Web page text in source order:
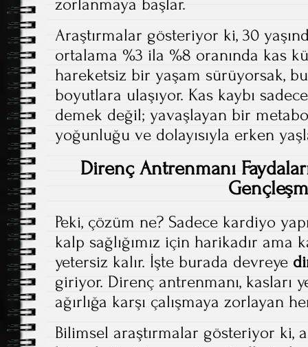
zorlanmaya başlar.
Araştırmalar gösteriyor ki, 30
ortalama %3 ila %8 oranında kas
hareketsiz bir yaşam sürüyorsak,
boyutlara ulaşıyor. Kas kaybı
demek değil; yavaşlayan bir
yoğunluğu ve dolayısıyla erken
Direnç Antrenmanı
Peki, çözüm ne? Sadece kardiyo
kalp sağlığımız için harikadır ama
yetersiz kalır. İşte burada devreye
giriyor. Direnç antrenmanı, kasları
ağırlığa karşı çalışmaya zorlayan
Bilimsel araştırmalar gösteriyor ki,